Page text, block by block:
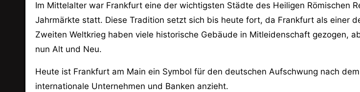
Im Mittelalter war Frankfurt eine der wichtigsten Städte des Heiligen Römischen
Jahrmärkte statt. Diese Tradition setzt sich bis heute fort, da Frankfurt als einer
Zweiten Weltkrieg haben viele historische Gebäude in Mitleidenschaft gezogen,
nun Alt und Neu.
Heute ist Frankfurt am Main ein Symbol für den deutschen Aufschwung nach
internationale Unternehmen und Banken anzieht.